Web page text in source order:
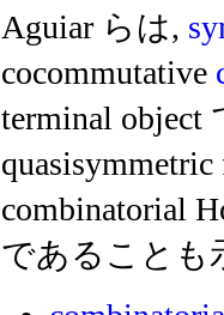
Aguiar らは,
cocommutative
terminal
combinatorial
であることも